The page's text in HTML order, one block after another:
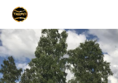
Siirry
sivun
sisältöön
Ikaalisten Tarmo